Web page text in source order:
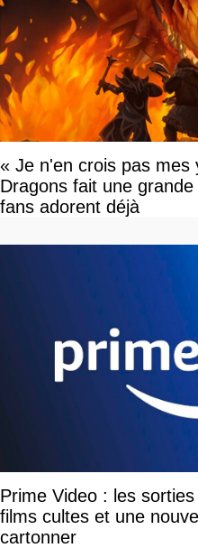
« Je n'en crois pas mes
Dragons fait une
fans adorent déjà
Prime Video : les
films cultes et une
cartonner